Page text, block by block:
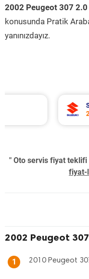
2002 Peugeot 307 2.0
konusunda Pratik
yanınızdayız.
Suzuki
2020
" Oto servis fiyat teklifi
fiyat-
2002 Peugeot
1 2010 Peugeot